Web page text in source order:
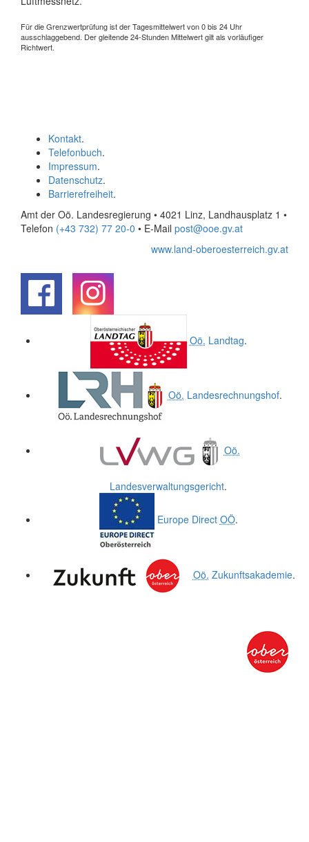
Für die Grenzwertprüfung ist der Tagesmittelwert von 0 bis 24 Uhr
ausschlaggebend. Der gleitende 24-Stunden Mittelwert gilt als vorläufiger
Richtwert.
Kontakt.
Telefonbuch.
Impressum.
Datenschutz.
Barrierefreiheit.
Amt der Oö. Landesregierung • 4021 Linz, Landhausplatz 1 •
Telefon (+43 732) 77 20-0 • E-Mail post@ooe.gv.at
www.land-oberoesterreich.gv.at
Oö. Landtag.
Oö. Landesrechnungshof.
Oö.
Landesverwaltungsgericht.
Europe Direct OÖ.
Oö. Zukunftsakademie.